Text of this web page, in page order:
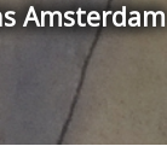
Amsterdam